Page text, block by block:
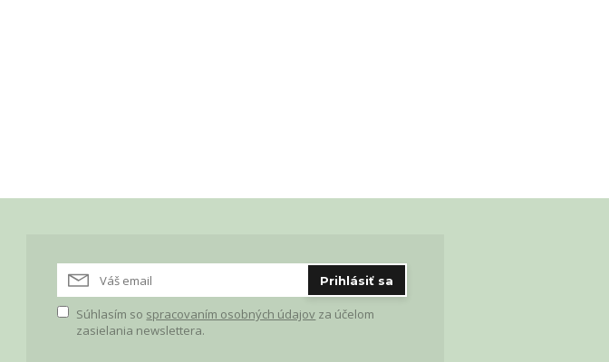
Prihlásiť sa
Súhlasím so spracovaním osobných údajov za účelom
zasielania newslettera.